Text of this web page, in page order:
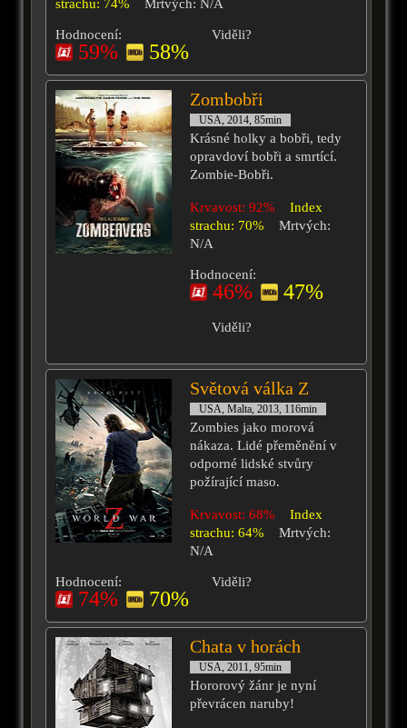
strachu: 74% Mrtvých: N/A
Hodnocení:
59% 58%
Viděli?
Zombobři
USA, 2014, 85min
Krásné holky a bobři, tedy
opravdoví bobři a smrtící.
Zombie-Bobři.
Krvavost: 92%
Index
strachu: 70%
Mrtvých:
N/A
Hodnocení:
46% 47%
Viděli?
Světová válka Z
USA, Malta, 2013, 116min
Zombies jako morová
nákaza. Lidé přeměnění v
odporné lidské stvůry
požírající maso.
Krvavost: 68%
Index
strachu: 64%
Mrtvých:
N/A
Hodnocení:
74% 70%
Viděli?
Chata v horách
USA, 2011, 95min
Hororový žánr je nyní
převrácen naruby!